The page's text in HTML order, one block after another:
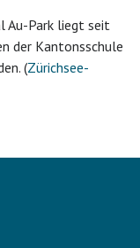
Au-Park liegt seit
der Kantonsschule
(Zürichsee-